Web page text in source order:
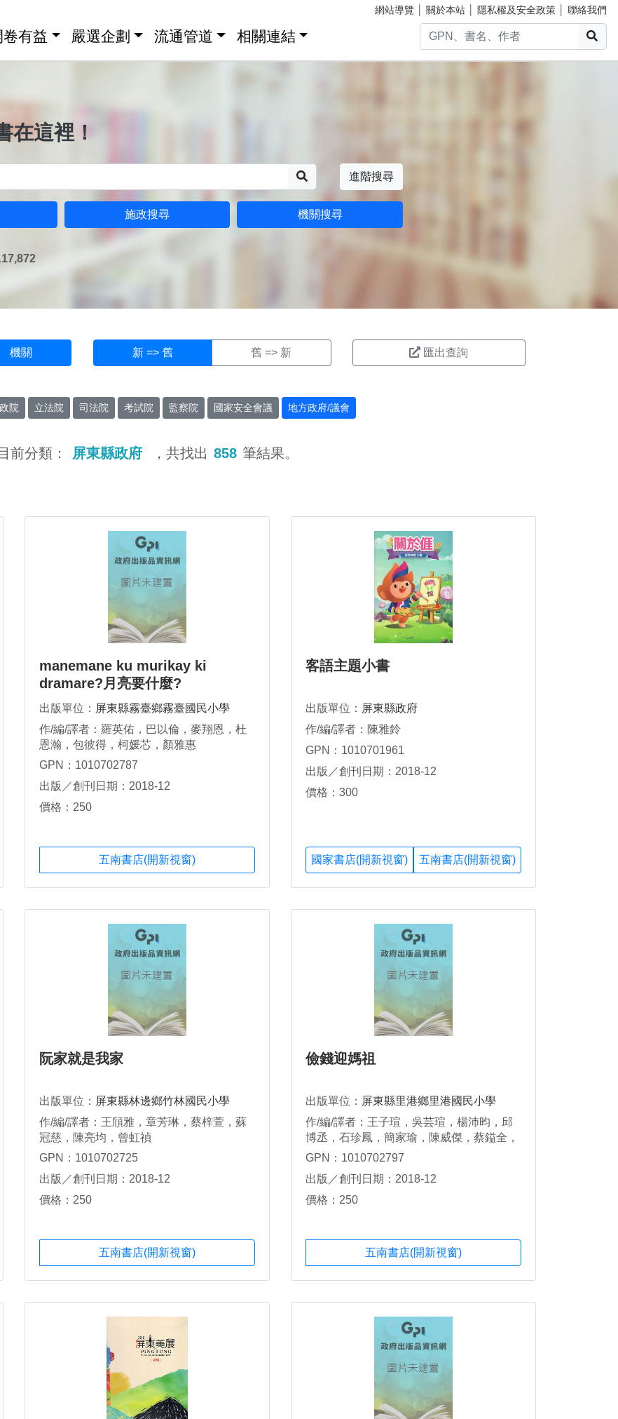
網站導覽 關於本站 隱私權及安全政策 聯絡我們
卷有益 嚴選企劃 流通管道 相關連結
在這裡！
進階搜尋
施政搜尋 機關搜尋
機關 新 => 舊 舊 => 新 匯出查詢
院 立法院 司法院 考試院 監察院 國家安全會議 地方政府/議會
目前分類： 屏東縣政府 ，共找出 858 筆結果。
manemane ku murikay ki
dramare?月亮要什麼?
出版單位： 屏東縣霧臺鄉霧臺國民小學
作/編/譯者：羅英佑，巴以倫，麥翔恩，杜
恩瀚，包彼得，柯媛芯，顏雅惠
GPN：1010702787
出版／創刊日期：2018-12
價格：250
五南書店(開新視窗)
客語主題小書
出版單位： 屏東縣政府
作/編/譯者：陳雅鈴
GPN：1010701961
出版／創刊日期：2018-12
價格：300
國家書店(開新視窗) 五南書店(開新視窗)
阮家就是我家
出版單位： 屏東縣林邊鄉竹林國民小學
作/編/譯者：王頎雅，章芳琳，蔡梓萱，蘇
冠慈，陳亮均，曾虹禎
GPN：1010702725
出版／創刊日期：2018-12
價格：250
五南書店(開新視窗)
儉錢迎媽祖
出版單位： 屏東縣里港鄉里港國民小學
作/編/譯者：王子瑄，吳芸瑄，楊沛昀，邱
博丞，石珍鳳，簡家瑜，陳威傑，蔡鎰全，
王俊雄，陳寀蓁，蔡叔芳，陳淑玲
GPN：1010702797
出版／創刊日期：2018-12
價格：250
五南書店(開新視窗)